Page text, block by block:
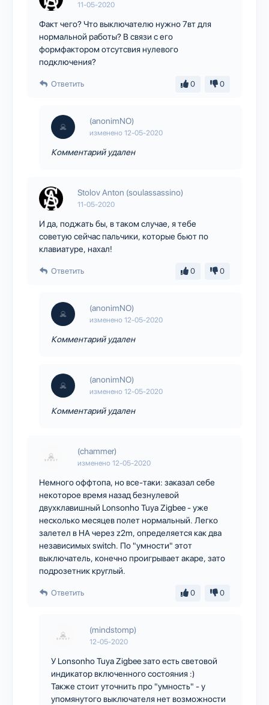
11-05-2020
Факт чего? Что выключателю нужно 7вт для
нормальной работы? В связи с его
формфактором отсутсвия нулевого
подключения?
Ответить 0 0
(anonimNO)
изменено 12-05-2020
Комментарий удален
Stolov Anton (soulassassino)
11-05-2020
И да, поджать бы, в таком случае, я тебе
советую сейчас пальчики, которые бьют по
клавиатуре, нахал!
Ответить 0 0
(anonimNO)
изменено 12-05-2020
Комментарий удален
(anonimNO)
изменено 12-05-2020
Комментарий удален
(chammer)
изменено 12-05-2020
Немного оффтопа, но все-таки: заказал себе
некоторое время назад безнулевой
двухклавишный Lonsonho Tuya Zigbee - уже
несколько месяцев полет нормальный. Легко
залетел в HA через z2m, определяется как два
независимых switch. По "умности" этот
выключатель, конечно проигрывает акаре, зато
подрозетник круглый.
Ответить 0 0
(mindstomp)
12-05-2020
У Lonsonho Tuya Zigbee зато есть световой
индикатор включенного состояния :)
Также стоит уточнить про "умность" - у
упомянутого выключателя нет возможности